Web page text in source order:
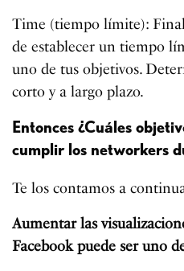
Time (tiempo límite):
de establecer un tiempo
uno de tus objetivos.
corto y a largo plazo.
Entonces ¿Cuáles
cumplir los networkers
Te los contamos a
Aumentar las
Facebook puede ser uno